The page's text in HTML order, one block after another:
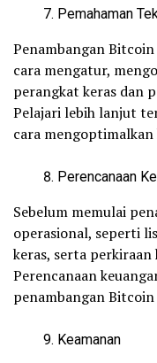
Pemahaman
Penambangan
cara mengatur,
perangkat keras dan
Pelajari lebih lanjut
cara mengoptimalkan
Perencanaan
Sebelum memulai
operasional, seperti
keras, serta
Perencanaan
penambangan
Keamanan